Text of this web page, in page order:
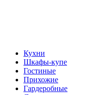
Кухни
Шкафы-купе
Гостиные
Прихожие
Гардеробные